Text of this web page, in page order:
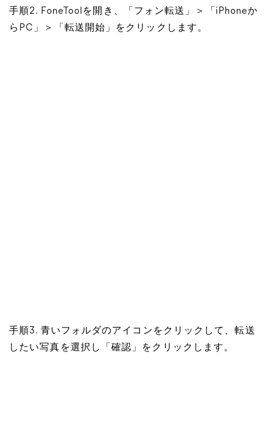
手順2. FoneToolを開き、「フォン転送」＞「iPhoneか
らPC」＞「転送開始」をクリックします。
手順3. 青いフォルダのアイコンをクリックして、転送
したい写真を選択し「確認」をクリックします。